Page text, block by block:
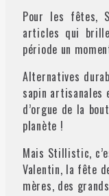
Pour les fêtes,
articles qui
période un
Alternatives
sapin artisanales
d’orgue de la
planète !
Mais Stillistic,
Valentin, la fête
mères, des